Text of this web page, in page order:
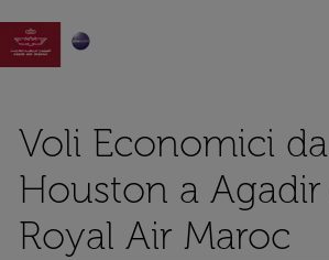

Voli Economici da
Houston a
Royal Air Maroc